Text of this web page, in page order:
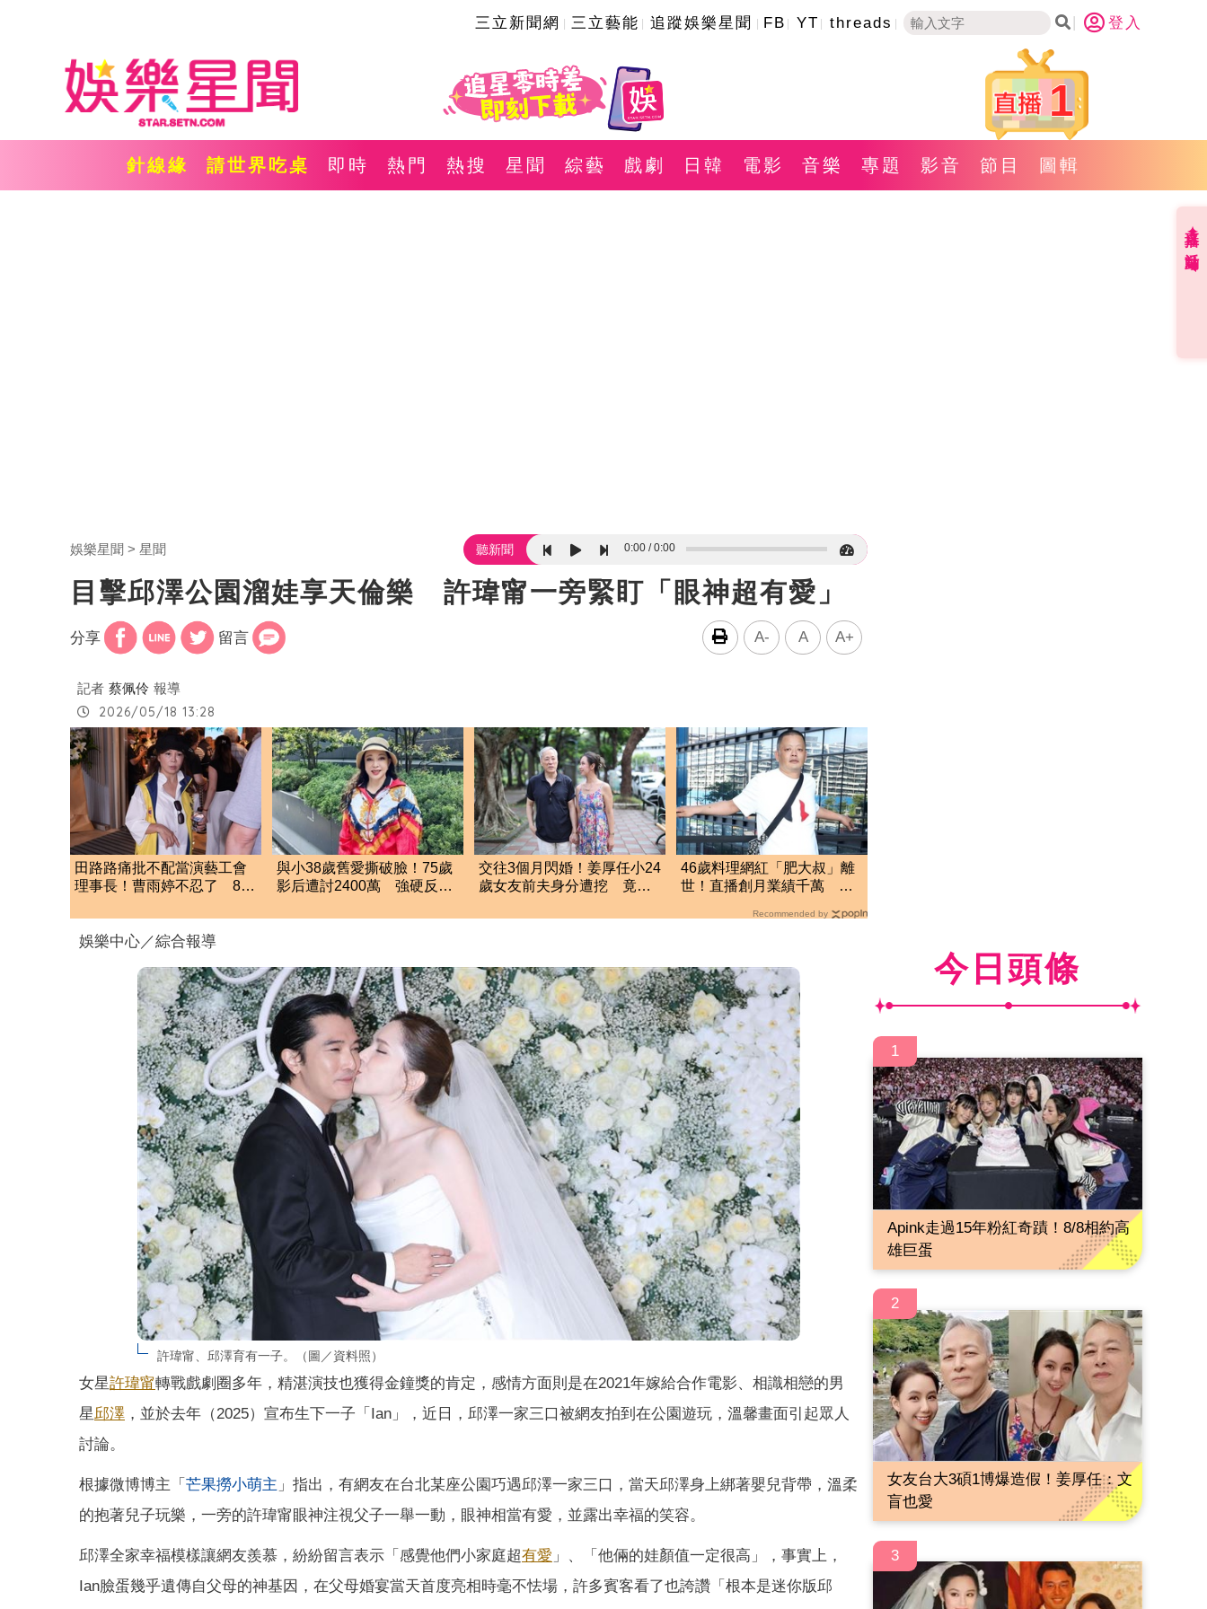
三立新聞網 三立藝能 追蹤娛樂星聞 FB YT threads 登入
1
針線緣 請世界吃桌 即時 熱門 熱搜 星聞 綜藝 戲劇 日韓 電影 音樂 專題 影音 節目 圖輯
娛樂星聞 星聞 聽新聞 0:00 0:00
目擊邱澤公園溜娃享天倫樂 許瑋甯一旁緊盯「眼神超有愛」
分享 留言 A- A A+
記者 蔡佩伶 報導
2026/05/18 13:28
田路路痛批不配當演藝工會
理事長！曹雨婷不忍了 8字
與小38歲舊愛撕破臉！75歲
影后遭討2400萬 強硬反
交往3個月閃婚！姜厚任小24
歲女友前夫身分遭挖 竟是
46歲料理網紅「肥大叔」離
世！直播創月業績千萬 生
Recommended by
娛樂中心／綜合報導
許瑋甯、邱澤育有一子。（圖／資料照）
女星許瑋甯轉戰戲劇圈多年，精湛演技也獲得金鐘獎的肯定，感情方面則是在2021年嫁給合作電影、相識相戀的男
星邱澤 ，並於去年（2025）宣布生下一子「Ian」，近日，邱澤一家三口被網友拍到在公園遊玩，溫馨畫面引起眾人
討論。
根據微博博主「 芒果撈小萌主 」指出，有網友在台北某座公園巧遇邱澤一家三口，當天邱澤身上綁著嬰兒背帶，溫柔
的抱著兒子玩樂，一旁的許瑋甯眼神注視父子一舉一動，眼神相當有愛，並露出幸福的笑容。
邱澤全家幸福模樣讓網友羨慕，紛紛留言表示「感覺他們小家庭超有愛 」、「他倆的娃顏值一定很高」，事實上，
Ian臉蛋幾乎遺傳自父母的神基因，在父母婚宴當天首度亮相時毫不怯場，許多賓客看了也誇讚「根本是迷你版邱
今日頭條
1
Apink走過15年粉紅奇蹟！8/8相約高
雄巨蛋
2
女友台大3碩1博爆造假！姜厚任：文
盲也愛
3
直播✦活動